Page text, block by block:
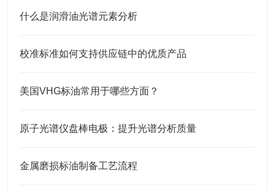
什么是润滑油光谱元素分析
校准标准如何支持供应链中的优质产品
美国VHG标油常用于哪些方面？
原子光谱仪盘棒电极：提升光谱分析质量
金属磨损标油制备工艺流程